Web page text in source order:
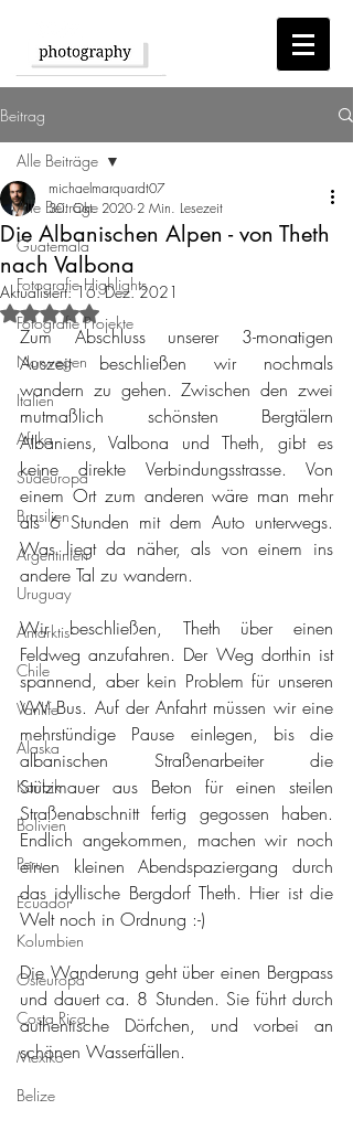
Beitrag
Alle Beiträge
Guatemala
Fotografie Highlights
Fotografie Projekte
Norwegen
Italien
Afrika
Südeuropa
Brasilien
Argentinien
Uruguay
Antarktis
Chile
Vanlife
Alaska
Karibik
Bolivien
Peru
Ecuador
Kolumbien
Osteuropa
Costa Rica
Mexiko
Belize
Alle Beiträge
Die Albanischen Alpen - von Theth
nach Valbona
michaelmarquardt07
30. Okt. 2020 2 Min. Lesezeit
Aktualisiert:16. Dez. 2021
Mit NaN von 5 Sternen bewertet.
Zum Abschluss unserer 3-monatigen
Auszeit beschließen wir nochmals
wandern zu gehen. Zwischen den zwei
mutmaßlich schönsten Bergtälern
Albaniens, Valbona und Theth, gibt es
keine direkte Verbindungsstrasse. Von
einem Ort zum anderen wäre man mehr
als 6 Stunden mit dem Auto unterwegs.
Was liegt da näher, als von einem ins
andere Tal zu wandern.
Wir beschließen, Theth über einen
Feldweg anzufahren. Der Weg dorthin ist
spannend, aber kein Problem für unseren
VW Bus. Auf der Anfahrt müssen wir eine
mehrstündige Pause einlegen, bis die
albanischen Straßenarbeiter die
Stützmauer aus Beton für einen steilen
Straßenabschnitt fertig gegossen haben.
Endlich angekommen, machen wir noch
einen kleinen Abendspaziergang durch
das idyllische Bergdorf Theth. Hier ist die
Welt noch in Ordnung :-)
Die Wanderung geht über einen Bergpass
und dauert ca. 8 Stunden. Sie führt durch
authentische Dörfchen, und vorbei an
schönen Wasserfällen.